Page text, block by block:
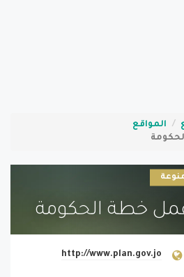
المواقع
خطة الحكومة
http://www.plan.gov.jo